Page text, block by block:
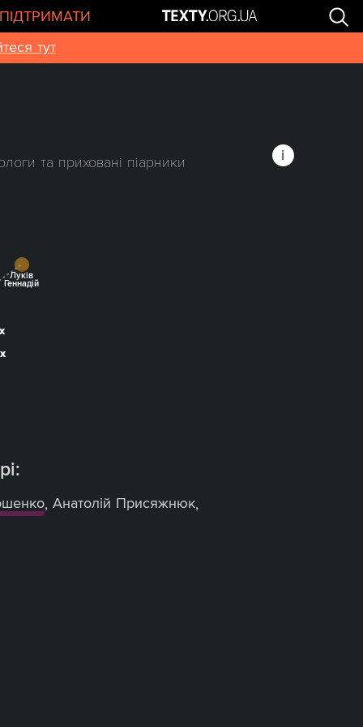
ПІДТРИМАТИ
тут
та приховані піарники
Луків
Геннадій
, Анатолій Присяжнюк,